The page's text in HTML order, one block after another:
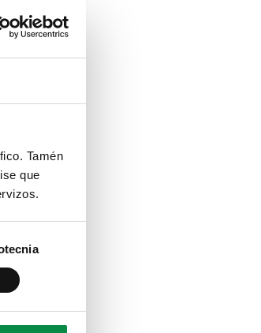
Tamén
que